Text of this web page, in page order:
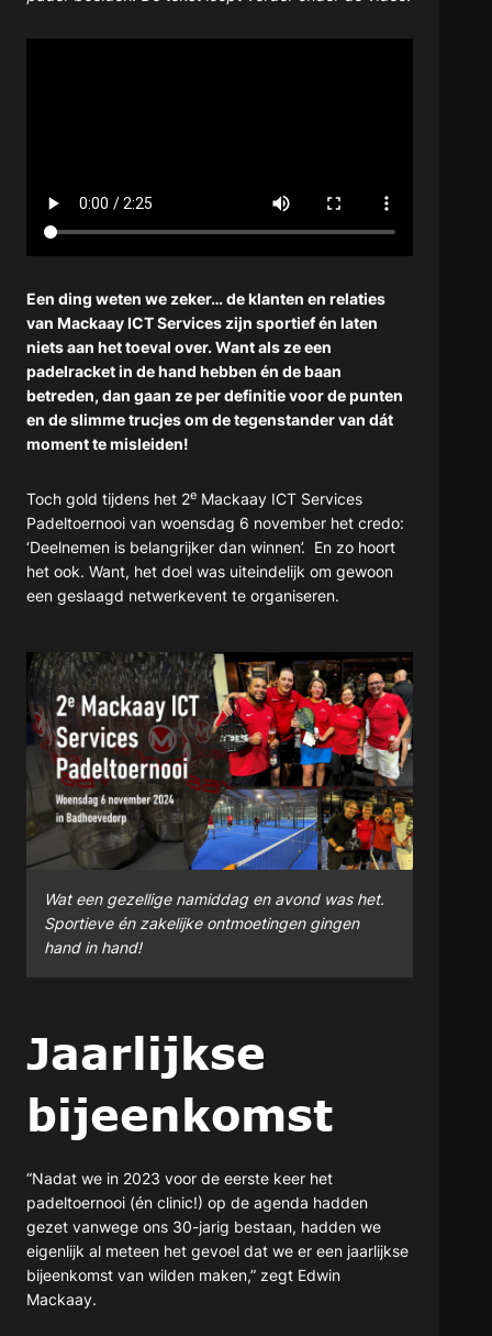
Een ding weten we zeker… de klanten en relaties
van Mackaay ICT Services zijn sportief én laten
niets aan het toeval over. Want als ze een
padelracket in de hand hebben én de baan
betreden, dan gaan ze per definitie voor de punten
en de slimme trucjes om de tegenstander van dát
moment te misleiden!
Toch gold tijdens het 2e Mackaay ICT Services
Padeltoernooi van woensdag 6 november het credo:
‘Deelnemen is belangrijker dan winnen’. En zo hoort
het ook. Want, het doel was uiteindelijk om gewoon
een geslaagd netwerkevent te organiseren.
Wat een gezellige namiddag en avond was het.
Sportieve én zakelijke ontmoetingen gingen
hand in hand!
Jaarlijkse
bijeenkomst
“Nadat we in 2023 voor de eerste keer het
padeltoernooi (én clinic!) op de agenda hadden
gezet vanwege ons 30-jarig bestaan, hadden we
eigenlijk al meteen het gevoel dat we er een jaarlijkse
bijeenkomst van wilden maken,” zegt Edwin
Mackaay.